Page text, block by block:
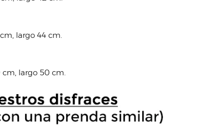
largo 44 cm.
cm, largo 50 cm.